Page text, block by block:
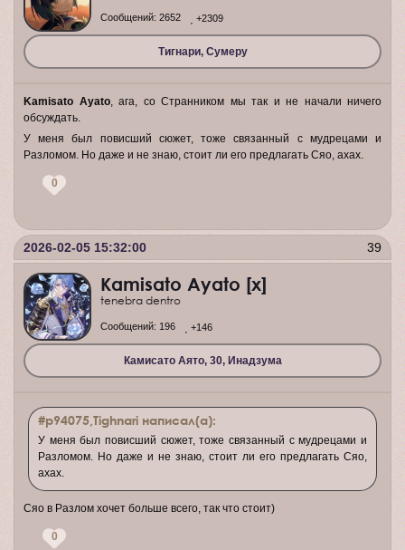
Тигнари, Сумеру
Сообщений: 2652 +2309
Kamisato Ayato, ага, со Странником мы так и не начали ничего
обсуждать.
У меня был повисший сюжет, тоже связанный с мудрецами и
Разломом. Но даже и не знаю, стоит ли его предлагать Сяо, ахах.
0
39
2026-02-05 15:32:00
Kamisato Ayato [x]
tenebra dentro
Камисато Аято, 30, Инадзума
Сообщений: 196 +146
#p94075,Tighnari написал(а):
У меня был повисший сюжет, тоже связанный с мудрецами и
Разломом. Но даже и не знаю, стоит ли его предлагать Сяо,
ахах.
Сяо в Разлом хочет больше всего, так что стоит)
0